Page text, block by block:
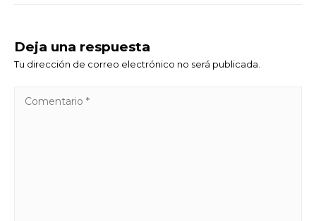
Deja una respuesta
Tu dirección de correo electrónico no será publicada.